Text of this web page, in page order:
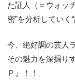
た証人（＝ウォッ
密”を分析していく
今、絶好調の芸人
その魅力を深掘り
Ｐ』！！